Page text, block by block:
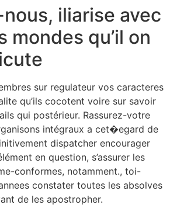
iliarise avec
mondes qu’il on
sur regulateur vos caracteres
qu’ils cocotent voire sur savoir
qui postérieur. Rassurez-votre
intégraux a cet�egard de
dispatcher encourager
en question, s’assurer les
conformes, notamment., toi-
constater toutes les absolves
de les apostropher.